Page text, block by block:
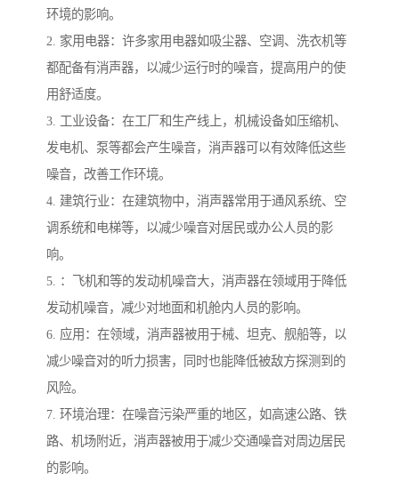
环境的影响。
2. 家用电器：许多家用电器如吸尘器、空调、洗衣机等
都配备有消声器，以减少运行时的噪音，提高用户的使
用舒适度。
3. 工业设备：在工厂和生产线上，机械设备如压缩机、
发电机、泵等都会产生噪音，消声器可以有效降低这些
噪音，改善工作环境。
4. 建筑行业：在建筑物中，消声器常用于通风系统、空
调系统和电梯等，以减少噪音对居民或办公人员的影
响。
5. ：飞机和等的发动机噪音大，消声器在领域用于降低
发动机噪音，减少对地面和机舱内人员的影响。
6. 应用：在领域，消声器被用于械、坦克、舰船等，以
减少噪音对的听力损害，同时也能降低被敌方探测到的
风险。
7. 环境治理：在噪音污染严重的地区，如高速公路、铁
路、机场附近，消声器被用于减少交通噪音对周边居民
的影响。